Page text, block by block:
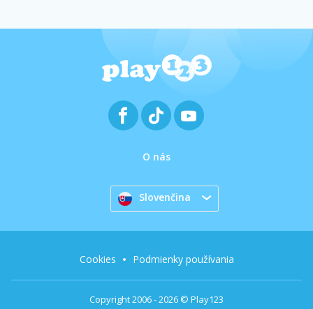
O nás
Slovenčina
Copyright 2006 - 2026 © Play123
Cookies Podmienky používania